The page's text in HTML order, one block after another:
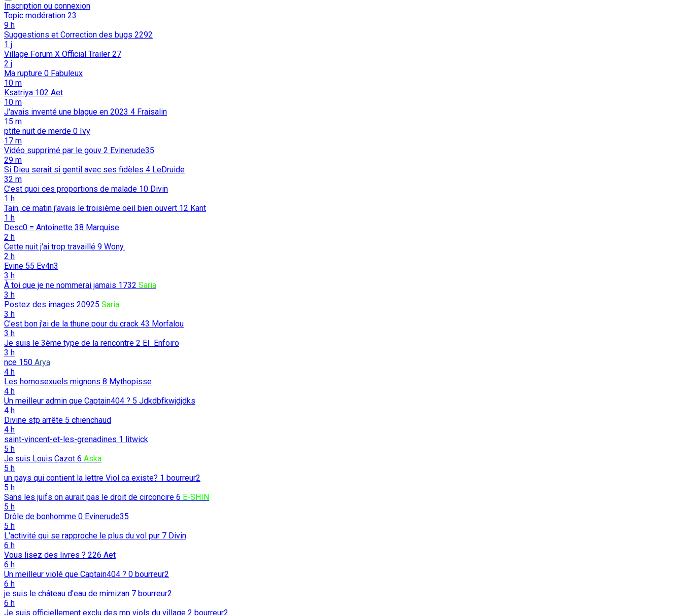
Inscription ou connexion
Topic modération 23
9 h
Suggestions et Correction des bugs 2292
1 j
Village Forum X Official Trailer 27
2 j
Ma rupture 0 Fabuleux
10 m
Ksatriya 102 Aet
10 m
J'avais inventé une blague en 2023 4 Fraisalin
15 m
ptite nuit de merde 0 Ivy
17 m
Vidéo supprimé par le gouv 2 Evinerude35
29 m
Si Dieu serait si gentil avec ses fidèles 4 LeDruide
32 m
C’est quoi ces proportions de malade 10 Divin
1 h
Tain, ce matin j'avais le troisième oeil bien ouvert 12 Kant
1 h
Desc0 = Antoinette 38 Marquise
2 h
Cette nuit j'ai trop travaillé 9 Wony.
2 h
Evine 55 Ev4n3
3 h
À toi que je ne nommerai jamais 1732 Saria
3 h
Postez des images 20925 Saria
3 h
C'est bon j'ai de la thune pour du crack 43 Morfalou
3 h
Je suis le 3ème type de la rencontre 2 El_Enfoiro
3 h
nce 150 Arya
4 h
Les homosexuels mignons 8 Mythopisse
4 h
Un meilleur admin que Captain404 ? 5 Jdkdbfkwjdjdks
4 h
Divine stp arrête 5 chienchaud
4 h
saint-vincent-et-les-grenadines 1 litwick
5 h
Je suis Louis Cazot 6 Aska
5 h
un pays qui contient la lettre Viol ca existe? 1 bourreur2
5 h
Sans les juifs on aurait pas le droit de circoncire 6 E-SHIN
5 h
Drôle de bonhomme 0 Evinerude35
5 h
L'activité qui se rapproche le plus du vol pur 7 Divin
6 h
Vous lisez des livres ? 226 Aet
6 h
Un meilleur violé que Captain404 ? 0 bourreur2
6 h
je suis le château d'eau de mimizan 7 bourreur2
6 h
Je suis officiellement exclu des mp viols du village 2 bourreur2